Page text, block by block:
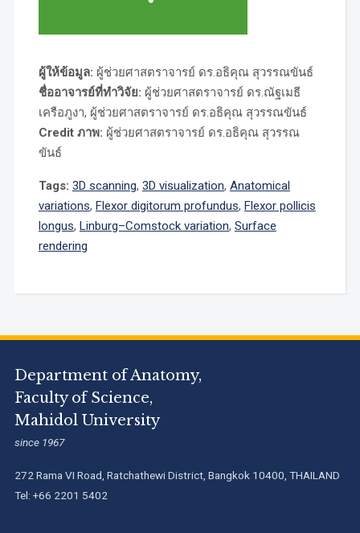
ผู้ให้ข้อมูล: ผู้ช่วยศาสตราจารย์ ดร.อธิคุณ สุวรรณขันธ์
ชื่ออาจารย์ที่ทำวิจัย: ผู้ช่วยศาสตราจารย์ ดร.ณัฐเมธี
เครือภูงา, ผู้ช่วยศาสตราจารย์ ดร.อธิคุณ สุวรรณขันธ์
Credit ภาพ: ผู้ช่วยศาสตราจารย์ ดร.อธิคุณ สุวรรณ
ขันธ์
Tags: 3D scanning, 3D visualization, Anatomical
variations, Flexor digitorum profundus, Flexor pollicis
longus, Linburg–Comstock variation, Surface
rendering
Department of Anatomy,
Faculty of Science,
Mahidol University
since 1967
272 Rama VI Road, Ratchathewi District, Bangkok 10400, THAILAND
Tel: +66 2201 5402